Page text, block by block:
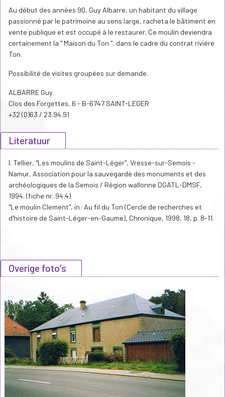
Au début des années 90, Guy Albarre, un habitant du village
passionné par le patrimoine au sens large, racheta le bâtiment en
vente publique et est occupé à le restaurer. Ce moulin deviendra
certainement la " Maison du Ton ", dans le cadre du contrat riviére
Ton.
Possibilité de visites groupées sur demande.
ALBARRE Guy
Clos des Forgettes, 6 - B-6747 SAINT-LEGER
+32 (0)63 / 23.94.91
Literatuur
I. Tellier, "Les moulins de Saint-Léger", Vresse-sur-Semois -
Namur, Association pour la sauvegarde des monuments et des
archéologiques de la Semois / Région wallonne DGATL-DMSF,
1994. (fiche nr. 94.4)
"Le moulin Clement", in: Au fil du Ton (Cercle de recherches et
d'histoire de Saint-Léger-en-Gaume), Chronique, 1998, 18, p. 8-11.
Overige foto's